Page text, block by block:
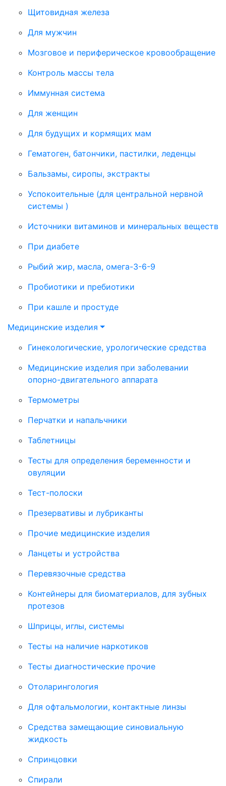
Щитовидная железа
Для мужчин
Мозговое и периферическое кровообращение
Контроль массы тела
Иммунная система
Для женщин
Для будущих и кормящих мам
Гематоген, батончики, пастилки, леденцы
Бальзамы, сиропы, экстракты
Успокоительные (для центральной нервной
системы )
Источники витаминов и минеральных веществ
При диабете
Рыбий жир, масла, омега-3-6-9
Пробиотики и пребиотики
При кашле и простуде
Медицинские изделия
Гинекологические, урологические средства
Медицинские изделия при заболевании
опорно-двигательного аппарата
Термометры
Перчатки и напальчники
Таблетницы
Тесты для определения беременности и
овуляции
Тест-полоски
Презервативы и лубриканты
Прочие медицинские изделия
Ланцеты и устройства
Перевязочные средства
Контейнеры для биоматериалов, для зубных
протезов
Шприцы, иглы, системы
Тесты на наличие наркотиков
Тесты диагностические прочие
Отоларингология
Для офтальмологии, контактные линзы
Средства замещающие синовиальную
жидкость
Спринцовки
Спирали